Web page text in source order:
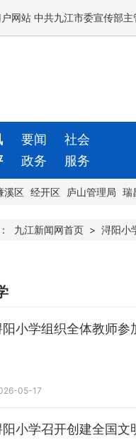
网站 中共九江市委宣传部
要闻 社会
政务 服务
溪区 经开区 庐山管理局 瑞
九江新闻网首页 > 浔阳小
小学组织全体教师参
05-17
小学召开创建全国文